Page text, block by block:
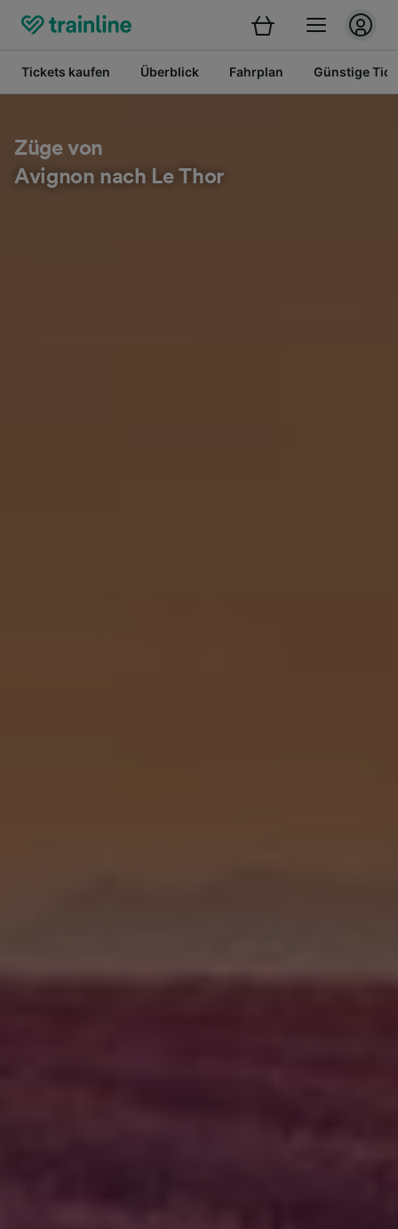
Tickets kaufen Überblick Fahrplan Günstige
Züge von
Avignon nach Le Thor